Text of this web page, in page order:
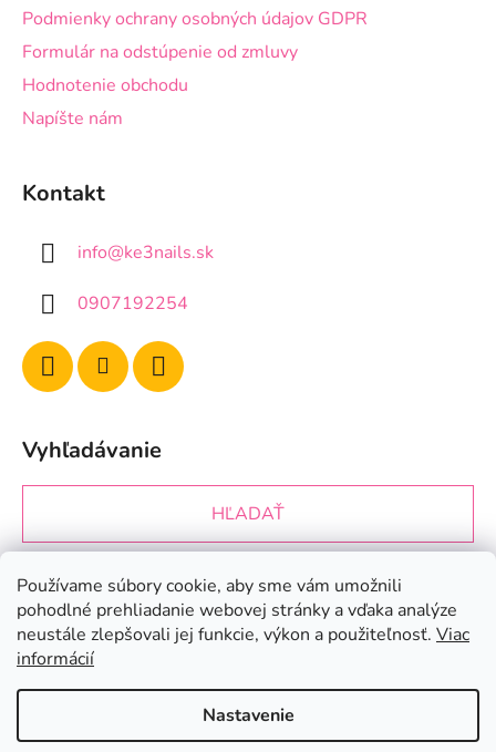
Používame súbory cookie, aby sme vám umožnili
pohodlné prehliadanie webovej stránky a vďaka analýze
neustále zlepšovali jej funkcie, výkon a použiteľnosť. Viac
informácií
Nastavenie
Podmienky ochrany osobných údajov GDPR
Formulár na odstúpenie od zmluvy
Hodnotenie obchodu
Napíšte nám
Kontakt
info@ke3nails.sk
0907192254
Vyhľadávanie
HĽADAŤ
Prijímame online platby